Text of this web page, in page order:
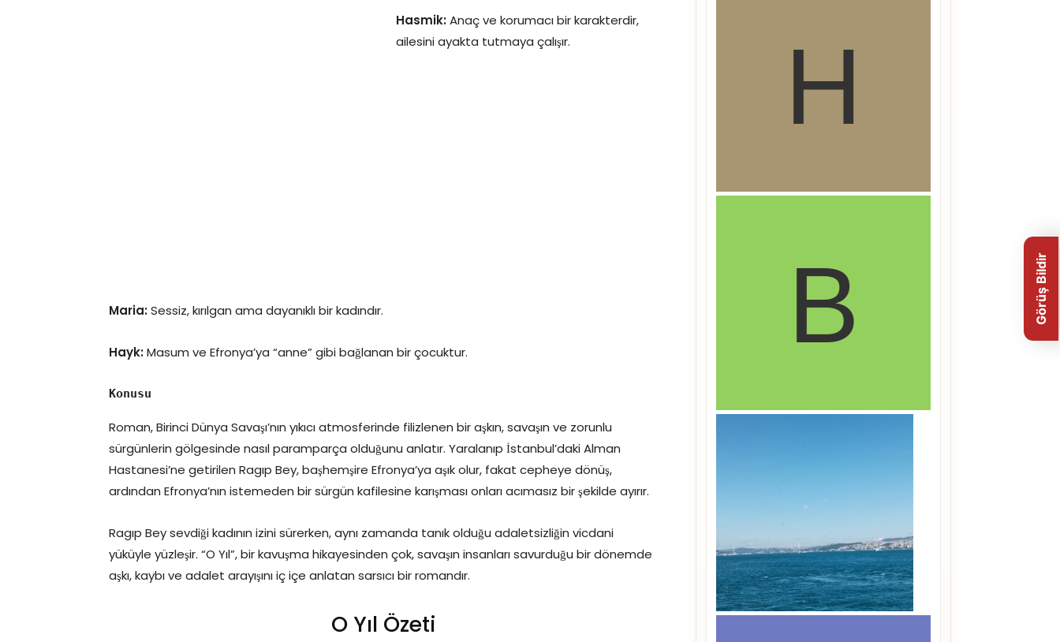
Hasmik:Anaç ve korumacı bir karakterdir,
ailesini ayakta tutmaya çalışır.
Maria:Sessiz, kırılgan ama dayanıklı bir kadındır.
Hayk:Masum ve Efronya’ya “anne” gibi bağlanan bir çocuktur.
Konusu
Roman, Birinci Dünya Savaşı’nın yıkıcı atmosferinde filizlenen bir aşkın, savaşın ve zorunlu
sürgünlerin gölgesinde nasıl paramparça olduğunu anlatır. Yaralanıp İstanbul’daki Alman
Hastanesi’ne getirilen Ragıp Bey, başhemşire Efronya’ya aşık olur, fakat cepheye dönüş,
ardından Efronya’nın istemeden bir sürgün kafilesine karışması onları acımasız bir şekilde ayırır.
Ragıp Bey sevdiği kadının izini sürerken, aynı zamanda tanık olduğu adaletsizliğin vicdani
yüküyle yüzleşir. “O Yıl”, bir kavuşma hikayesinden çok, savaşın insanları savurduğu bir dönemde
aşkı, kaybı ve adalet arayışını iç içe anlatan sarsıcı bir romandır.
O Yıl Özeti
Görüş Bildir